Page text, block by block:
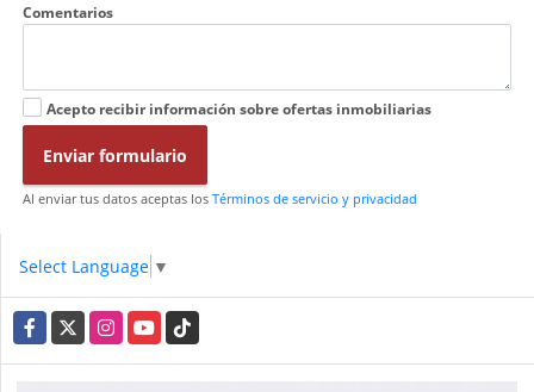
Comentarios
Acepto recibir información sobre ofertas inmobiliarias
Enviar formulario
Al enviar tus datos aceptas los Términos de servicio y privacidad
Select Language ▼
Facebook
X InstagramYouTubeTikTok